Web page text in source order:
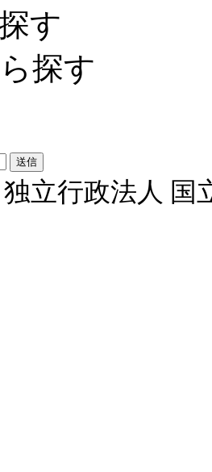
す
探す
立行政法人 国